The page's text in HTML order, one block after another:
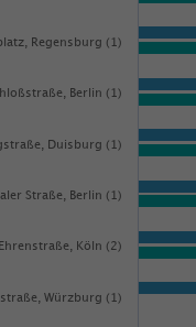
Berlin (1)
Ehrenstraße, Köln (2)
Regensburg (1)
Duisburg (1)
Straße, Berlin (1)
Würzburg (1)